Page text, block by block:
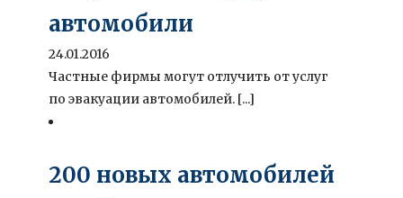
автомобили
24.01.2016
Частные фирмы могут отлучить от услуг
по эвакуации автомобилей. [...]
200 новых автомобилей